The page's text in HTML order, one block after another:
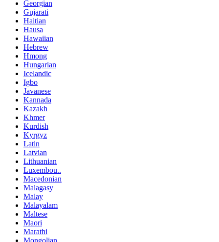
Georgian
Gujarati
Haitian
Hausa
Hawaiian
Hebrew
Hmong
Hungarian
Icelandic
Igbo
Javanese
Kannada
Kazakh
Khmer
Kurdish
Kyrgyz
Latin
Latvian
Lithuanian
Luxembou..
Macedonian
Malagasy
Malay
Malayalam
Maltese
Maori
Marathi
Mongolian